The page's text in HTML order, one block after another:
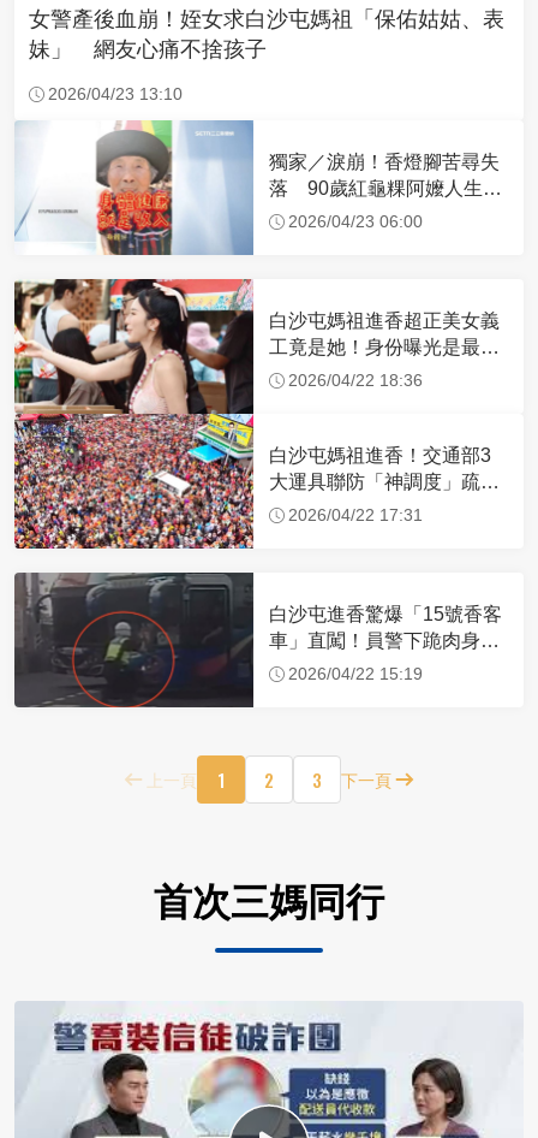
女警產後血崩！姪女求白沙屯媽祖「保佑姑姑、表
妹」 網友心痛不捨孩子
2026/04/23 13:10
獨家／淚崩！香燈腳苦尋失
落 90歲紅龜粿阿嬤人生謝
幕2026/04/23 06:00
白沙屯媽祖進香超正美女義
工竟是她！身份曝光是最美
禮生 一輩子不結婚
2026/04/22 18:36
白沙屯媽祖進香！交通部3
大運具聯防「神調度」疏運
32.1萬創新高
2026/04/22 17:31
白沙屯進香驚爆「15號香客
車」直闖！員警下跪肉身擋
車：讓行人先過
2026/04/22 15:19
上一頁 1 2 3 下一頁
首次三媽同行